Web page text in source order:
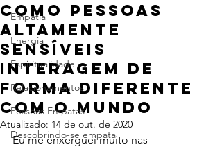
Empatia
Energia
Espiritualidade
Relacionamentos
Pessoas Empatas
Descobrindo-se empata
Como pessoas
altamente
sensíveis
interagem de
forma diferente
com o mundo
Atualizado: 14 de out. de 2020
Eu me enxerguei muito nas